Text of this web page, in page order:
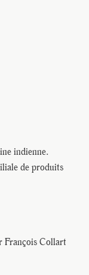
indienne.
de produits
François Collart